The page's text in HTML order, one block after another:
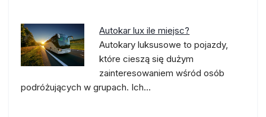
Autokar lux ile miejsc?
Autokary luksusowe to pojazdy,
które cieszą się dużym
zainteresowaniem wśród osób
podróżujących w grupach. Ich…